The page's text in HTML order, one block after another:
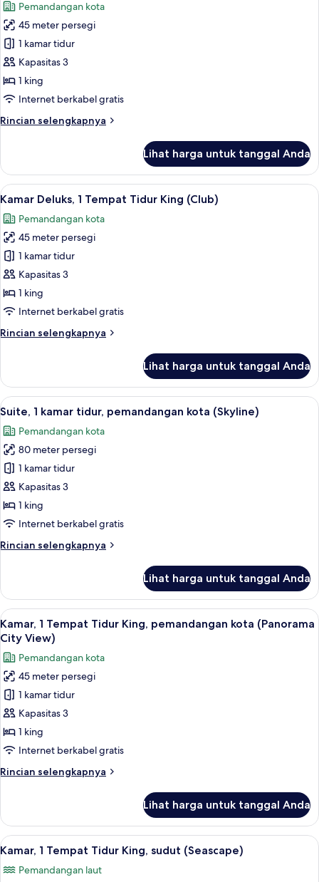
foto
untuk
Kamar,
1
Tempat
Tidur
(Scenic)
Pemandangan kota
45 meter persegi
1 kamar tidur
Kapasitas 3
1 king
Internet berkabel gratis
Rincian selengkapnya
Rincian
Kamar,
Tempat
King
(Scenic)
Lihat harga untuk tanggal Anda
Lihat
semua
foto
untuk
Kamar
Deluks,
1
Tempat
King
Seprai premium, minibar, brankas,
6
Kamar Deluks, 1 Tempat Tidur King (Club)
Pemandangan kota
45 meter persegi
1 kamar tidur
Kapasitas 3
1 king
Internet berkabel gratis
Rincian selengkapnya
Rincian
Kamar
Deluks,
1
Tidur
King
(Club)
Lihat harga untuk tanggal Anda
Lihat
semua
foto
untuk
Suite,
1
kamar
tidur,
kota
Seprai premium, minibar, brankas,
13
Suite, 1 kamar tidur, pemandangan kota (Skyline)
Pemandangan kota
80 meter persegi
1 kamar tidur
Kapasitas 3
1 king
Internet berkabel gratis
Rincian selengkapnya
Rincian
Suite,
kamar
tidur,
pemandangan
kota
(Skyline)
Lihat harga untuk tanggal Anda
Lihat
semua
foto
untuk
Kamar,
Tempat
Tidur
King,
kota
View)
Kamar, 1 Tempat Tidur King,
6
Kamar, 1 Tempat Tidur King, pemandangan kota (Panorama
City View)
Pemandangan kota
45 meter persegi
1 kamar tidur
Kapasitas 3
1 king
Internet berkabel gratis
Rincian selengkapnya
Rincian
Kamar,
Tempat
King,
Lihat harga untuk tanggal Anda
Lihat
semua
foto
Kamar, 1 Tempat Tidur King, sudut
7
Kamar, 1 Tempat Tidur King, sudut (Seascape)
Pemandangan laut